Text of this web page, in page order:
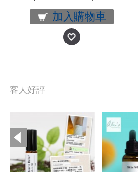
加入購物車
客人好評